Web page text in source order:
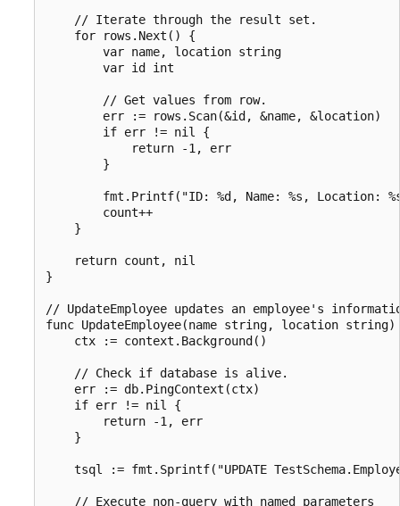
    // Iterate through the result set.
    for rows.Next() {
        var name, location string
        var id int
        // Get values from row.
        err := rows.Scan(&id, &name, &location)
        if err != nil {
            return -1, err
        }
fmt.Printf("ID: %d, Name: %s, Location:
        count++
    }
    return count, nil
}
// UpdateEmployee updates an employee's
func UpdateEmployee(name string, location
    ctx := context.Background()
    // Check if database is alive.
    err := db.PingContext(ctx)
    if err != nil {
        return -1, err
    }
tsql := fmt.Sprintf("UPDATE
    // Execute non-query with named parameters